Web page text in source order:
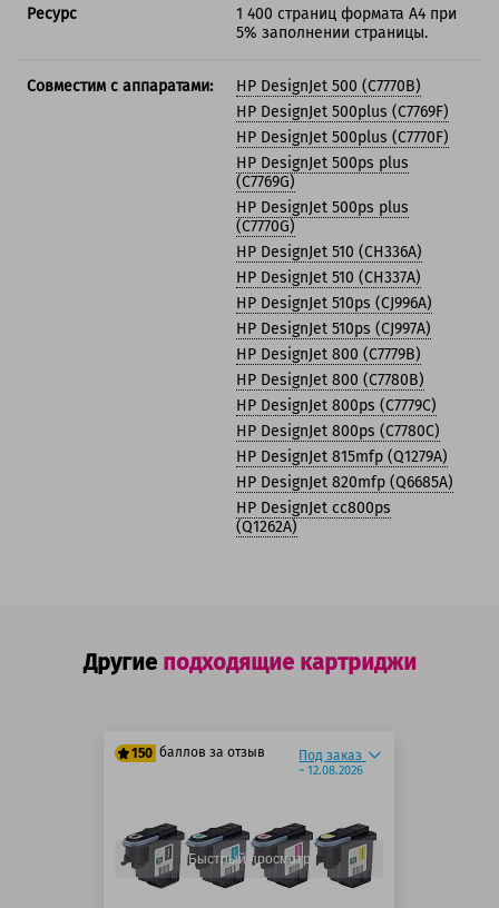
Ресурс
1 400 страниц формата А4 при
5% заполнении страницы.
Совместим с аппаратами:
HP DesignJet 500 (C7770B)
HP DesignJet 500plus (C7769F)
HP DesignJet 500plus (C7770F)
HP DesignJet 500ps plus
(C7769G)
HP DesignJet 500ps plus
(C7770G)
HP DesignJet 510 (CH336A)
HP DesignJet 510 (CH337A)
HP DesignJet 510ps (CJ996A)
HP DesignJet 510ps (CJ997A)
HP DesignJet 800 (C7779B)
HP DesignJet 800 (C7780B)
HP DesignJet 800ps (C7779C)
HP DesignJet 800ps (C7780C)
HP DesignJet 815mfp (Q1279A)
HP DesignJet 820mfp (Q6685A)
HP DesignJet cc800ps
(Q1262A)
Другие подходящие картриджи
150 баллов за отзыв
150 баллов
Под заказ
~ 12.08.2026
Быстрый просмотр